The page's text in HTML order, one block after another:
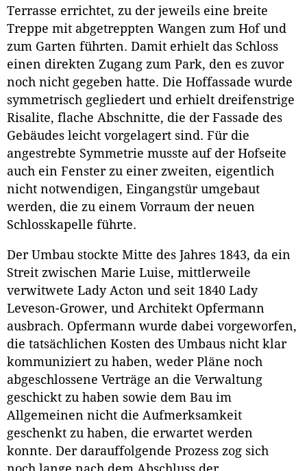
Terrasse errichtet, zu der jeweils eine breite
Treppe mit abgetreppten Wangen zum Hof und
zum Garten führten. Damit erhielt das Schloss
einen direkten Zugang zum Park, den es zuvor
noch nicht gegeben hatte. Die Hoffassade wurde
symmetrisch gegliedert und erhielt dreifenstrige
Risalite, flache Abschnitte, die der Fassade des
Gebäudes leicht vorgelagert sind. Für die
angestrebte Symmetrie musste auf der Hofseite
auch ein Fenster zu einer zweiten, eigentlich
nicht notwendigen, Eingangstür umgebaut
werden, die zu einem Vorraum der neuen
Schlosskapelle führte.
Der Umbau stockte Mitte des Jahres 1843, da ein
Streit zwischen Marie Luise, mittlerweile
verwitwete Lady Acton und seit 1840 Lady
Leveson-Grower, und Architekt Opfermann
ausbrach. Opfermann wurde dabei vorgeworfen,
die tatsächlichen Kosten des Umbaus nicht klar
kommuniziert zu haben, weder Pläne noch
abgeschlossene Verträge an die Verwaltung
geschickt zu haben sowie dem Bau im
Allgemeinen nicht die Aufmerksamkeit
geschenkt zu haben, die erwartet werden
konnte. Der darauffolgende Prozess zog sich